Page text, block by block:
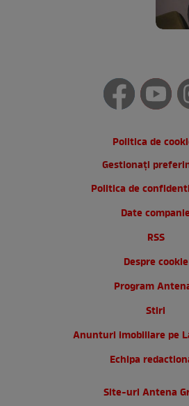
Politica de
Gestionați
Politica de
Date companie
RSS
Despre cookie
Program
Stiri
Anunturi imobiliare pe
Echipa
Site-uri Antena